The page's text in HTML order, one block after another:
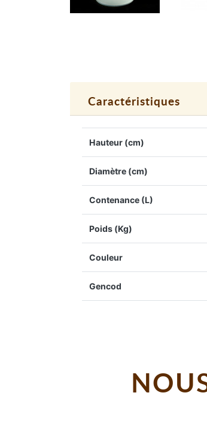
Caractéristiques
Hauteur (cm)
Diamètre (cm)
Contenance (L)
Poids (Kg)
Couleur
Gencod